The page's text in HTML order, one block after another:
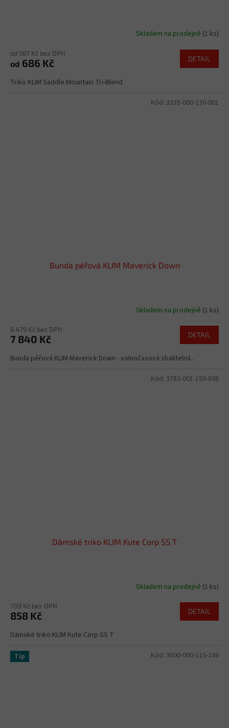
Skladem na prodejně (1 ks)
od 567 Kč bez DPH
od 686 Kč DETAIL
Triko KLIM Saddle Mountain Tri-Blend
Bunda péřová KLIM Maverick Down
Skladem na prodejně (1 ks)
6 479 Kč bez DPH
7 840 Kč DETAIL
Bunda péřová KLIM Maverick Down - volnočasová sbalitelná...
Kód: 3335-000-130-001
Dámské triko KLIM Kute Corp SS T
Skladem na prodejně (1 ks)
709 Kč bez DPH
858 Kč DETAIL
Dámské triko KLIM Kute Corp SS T
Kód: 3783-001-150-808
Tip Kód: 3600-000-110-246